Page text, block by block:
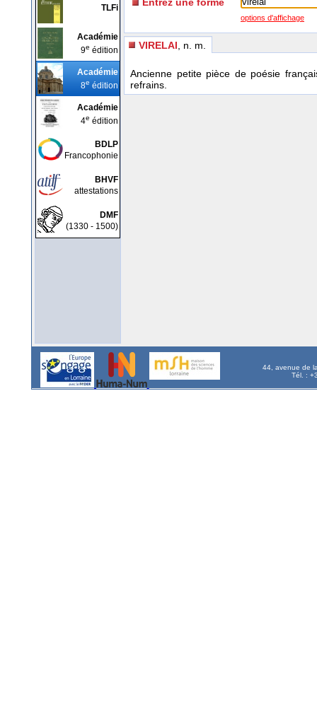
TLFi
Académie
9e édition
Académie
8e édition
Académie
4e édition
BDLP
Francophonie
BHVF
attestations
DMF
(1330 - 1500)
options d'affichage
VIRELAI , n. m.
Ancienne petite pièce de poésie
refrains.
44, avenue de
Tél. :